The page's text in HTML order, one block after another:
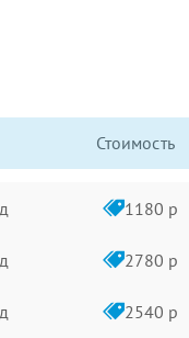
Стоимость
1180 р
2780 р
2540 р